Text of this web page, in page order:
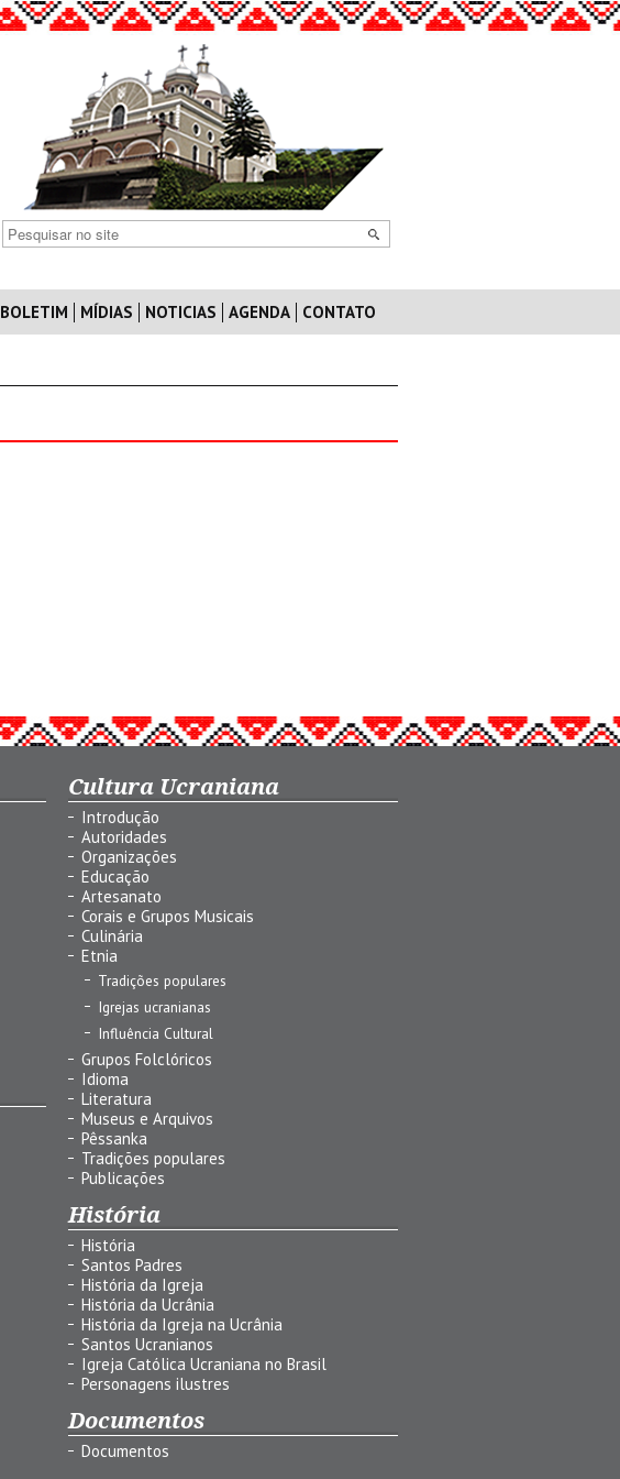
BOLETIM MÍDIAS NOTICIAS AGENDA CONTATO
Cultura Ucraniana
Introdução
Autoridades
Organizações
Educação
Artesanato
Corais e Grupos Musicais
Culinária
Etnia
Tradições populares
Igrejas ucranianas
Influência Cultural
Grupos Folclóricos
Idioma
Literatura
Museus e Arquivos
Pêssanka
Tradições populares
Publicações
História
História
Santos Padres
História da Igreja
História da Ucrânia
História da Igreja na Ucrânia
Santos Ucranianos
Igreja Católica Ucraniana no Brasil
Personagens ilustres
Documentos
Documentos